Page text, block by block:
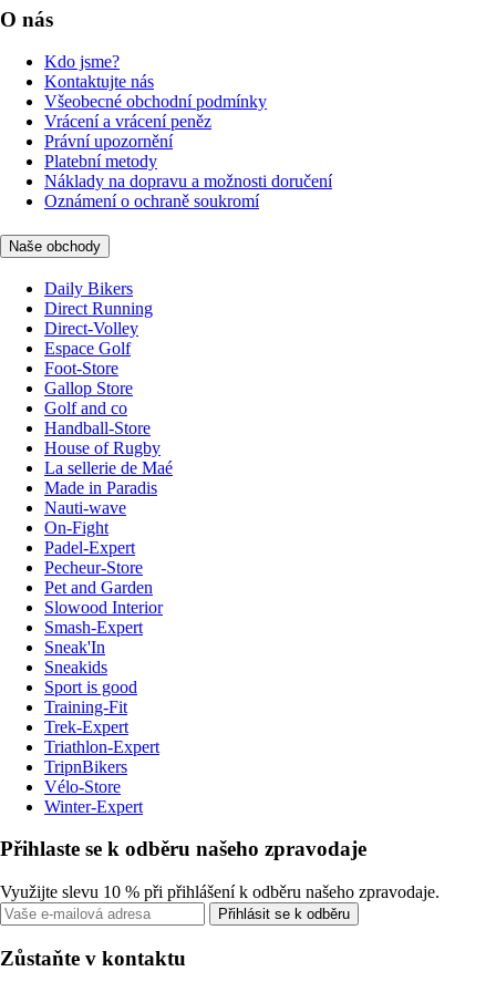
O nás
Kdo jsme?
Kontaktujte nás
Všeobecné obchodní podmínky
Vrácení a vrácení peněz
Právní upozornění
Platební metody
Náklady na dopravu a možnosti doručení
Oznámení o ochraně soukromí
Naše obchody
Daily Bikers
Direct Running
Direct-Volley
Espace Golf
Foot-Store
Gallop Store
Golf and co
Handball-Store
House of Rugby
La sellerie de Maé
Made in Paradis
Nauti-wave
On-Fight
Padel-Expert
Pecheur-Store
Pet and Garden
Slowood Interior
Smash-Expert
Sneak'In
Sneakids
Sport is good
Training-Fit
Trek-Expert
Triathlon-Expert
TripnBikers
Vélo-Store
Winter-Expert
Přihlaste se k odběru našeho zpravodaje
Využijte slevu 10 % při přihlášení k odběru našeho zpravodaje.
Přihlásit se k odběru
Zůstaňte v kontaktu